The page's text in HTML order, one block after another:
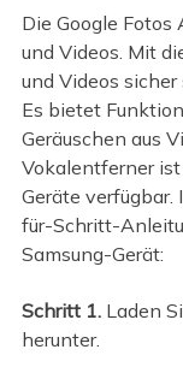
Die Google Fotos
und Videos. Mit
und Videos
Es bietet
Geräuschen aus
Vokalentferner
Geräte
für-Schritt-
Samsung-Gerät:
Schritt 1.Laden
herunter.